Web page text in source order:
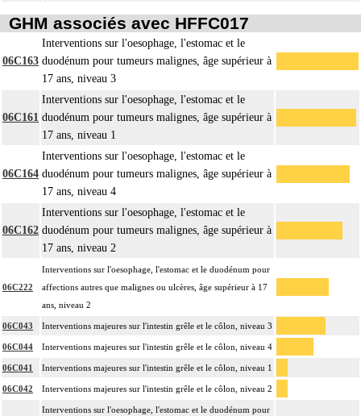
GHM associés avec HFFC017
06C163
Interventions sur l'oesophage, l'estomac et le
duodénum pour tumeurs malignes, âge supérieur à
17 ans, niveau 3
06C161
Interventions sur l'oesophage, l'estomac et le
duodénum pour tumeurs malignes, âge supérieur à
17 ans, niveau 1
06C164
Interventions sur l'oesophage, l'estomac et le
duodénum pour tumeurs malignes, âge supérieur à
17 ans, niveau 4
06C162
Interventions sur l'oesophage, l'estomac et le
duodénum pour tumeurs malignes, âge supérieur à
17 ans, niveau 2
06C222
Interventions sur l'oesophage, l'estomac et le duodénum pour
affections autres que malignes ou ulcères, âge supérieur à 17
ans, niveau 2
06C043 Interventions majeures sur l'intestin grêle et le côlon, niveau 3
06C044 Interventions majeures sur l'intestin grêle et le côlon, niveau 4
06C041 Interventions majeures sur l'intestin grêle et le côlon, niveau 1
06C042 Interventions majeures sur l'intestin grêle et le côlon, niveau 2
Interventions sur l'oesophage, l'estomac et le duodénum pour